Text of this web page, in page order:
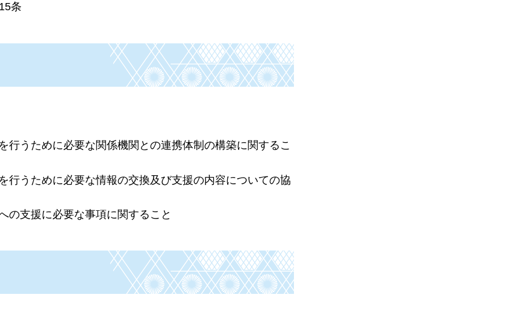
条
行うために必要な関係機関との連携体制の構築に関するこ
行うために必要な情報の交換及び支援の内容についての協
の支援に必要な事項に関すること